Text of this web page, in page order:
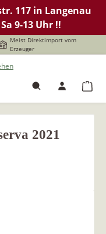
117 in Langenau
9-13 Uhr !!
Meist Direktimport vom
Erzeuger
2021